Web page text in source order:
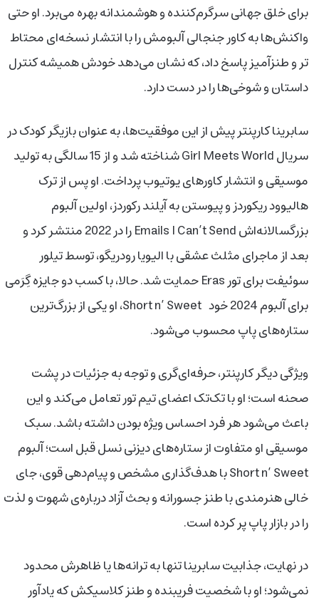
برای خلق جهانی سرگرم‌کننده و هوشمندانه بهره می‌برد. او حتی
واکنش‌ها به کاور جنجالی آلبومش را با انتشار نسخه‌ای محتاط
‌تر و طنزآمیز پاسخ داد، که نشان می‌دهد خودش همیشه کنترل
داستان و شوخی‌ها را در دست دارد.
سابرینا کارپنتر پیش از این موفقیت‌ها، به عنوان بازیگر کودک در
سریال Girl Meets World شناخته شد و از 15 سالگی به تولید
موسیقی و انتشار کاورهای یوتیوب پرداخت. او پس از ترک
هالیوود ریکوردز و پیوستن به آیلند رکوردز، اولین آلبوم
بزرگسالانه‌اش Emails I Can’t Send را در 2022 منتشر کرد و
بعد از ماجرای مثلث عشقی با الیویا رودریگو، توسط تیلور
سوئیفت برای تور Eras حمایت شد. حالا، با کسب دو جایزه گِرَمی
برای آلبوم 2024 خود Short n’ Sweet، او یکی از بزرگ‌ترین
ستاره‌های پاپ محسوب می‌شود.
ویژگی دیگر کارپنتر، حرفه‌ای‌گری و توجه به جزئیات در پشت
صحنه است؛ او با تک‌تک اعضای تیم تور تعامل می‌کند و این
باعث می‌شود هر فرد احساس ویژه بودن داشته باشد. سبک
موسیقی او متفاوت از ستاره‌های دیزنی نسل قبل است؛ آلبوم
Short n’ Sweet با هدف‌گذاری مشخص و پیام‌دهی قوی، جای
خالی هنرمندی با طنز جسورانه و بحث آزاد درباره‌ی شهوت و لذت
را در بازار پاپ پر کرده است.
در نهایت، جذابیت سابرینا تنها به ترانه‌ها یا ظاهرش محدود
نمی‌شود؛ او با شخصیت فریبنده و طنز کلاسیکش که یادآور